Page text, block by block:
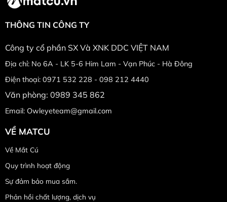
THÔNG TIN CÔNG TY
Công ty cổ phần SX Và XNK DDC VIỆT NAM
Địa chỉ: No 6A - LK 5-6 Him Lam - Vạn Phúc - Hà Đông
Điện thoại: 0971 532 228 - 098 212 4440
Văn phòng: 0989 345 862
Email: Owleyeteam@gmail.com
VỀ MATCU
Về Mắt Cú
Quy trình hoạt động
Sự đảm bảo mua sắm.
Phản hồi chất lượng, dịch vụ